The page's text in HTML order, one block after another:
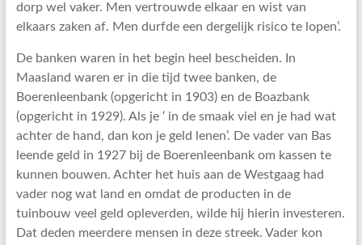
dorp wel vaker. Men vertrouwde elkaar en wist van
elkaars zaken af. Men durfde een dergelijk risico te lopen’.
De banken waren in het begin heel bescheiden. In
Maasland waren er in die tijd twee banken, de
Boerenleenbank (opgericht in 1903) en de Boazbank
(opgericht in 1929). Als je ‘ in de smaak viel en je had wat
achter de hand, dan kon je geld lenen’. De vader van Bas
leende geld in 1927 bij de Boerenleenbank om kassen te
kunnen bouwen. Achter het huis aan de Westgaag had
vader nog wat land en omdat de producten in de
tuinbouw veel geld opleverden, wilde hij hierin investeren.
Dat deden meerdere mensen in deze streek. Vader kon